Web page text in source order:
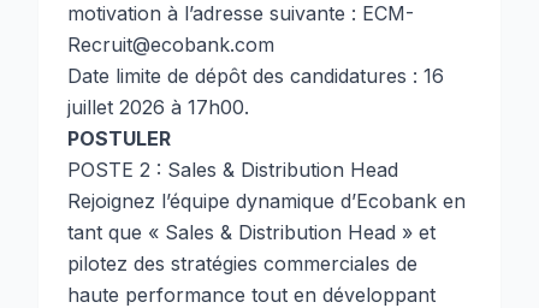
motivation à l’adresse suivante : ECM-
Recruit@ecobank.com
Date limite de dépôt des candidatures : 16
juillet 2026 à 17h00.
POSTULER
POSTE 2 : Sales & Distribution Head
Rejoignez l’équipe dynamique d’Ecobank en
tant que « Sales & Distribution Head » et
pilotez des stratégies commerciales de
haute performance tout en développant